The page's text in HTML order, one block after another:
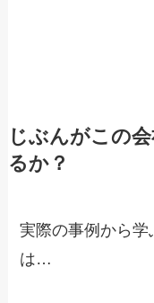
じぶんがこの
るか？
実際の事例から学
は…